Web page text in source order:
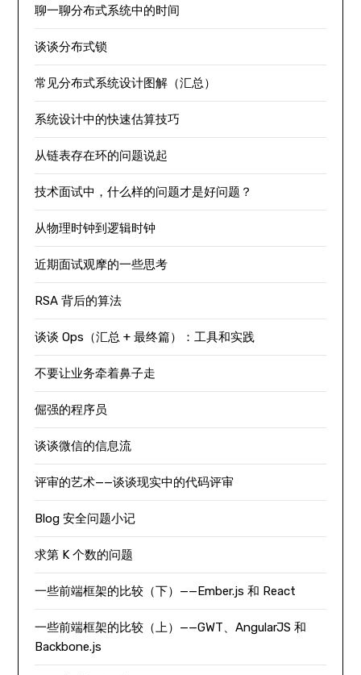
聊一聊分布式系统中的时间
谈谈分布式锁
常见分布式系统设计图解（汇总）
系统设计中的快速估算技巧
从链表存在环的问题说起
技术面试中，什么样的问题才是好问题？
从物理时钟到逻辑时钟
近期面试观摩的一些思考
RSA 背后的算法
谈谈 Ops（汇总 + 最终篇）：工具和实践
不要让业务牵着鼻子走
倔强的程序员
谈谈微信的信息流
评审的艺术——谈谈现实中的代码评审
Blog 安全问题小记
求第 K 个数的问题
一些前端框架的比较（下）——Ember.js 和 React
一些前端框架的比较（上）——GWT、AngularJS 和
Backbone.js